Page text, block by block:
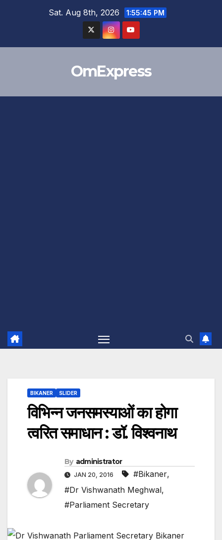
Sat. Aug 8th, 2026 1:55:45 PM
OmExpress
BIKANER SLIDER
विभिन्न जनसमस्याओं का होगा
त्वरित समाधान : डॉ. विश्वनाथ
By administrator
JAN 20, 2016 #Bikaner,
#Dr Vishwanath Meghwal,
#Parliament Secretary